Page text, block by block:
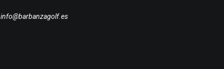
info@barbanzagolf.es